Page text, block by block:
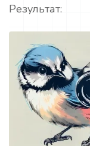
Результат: